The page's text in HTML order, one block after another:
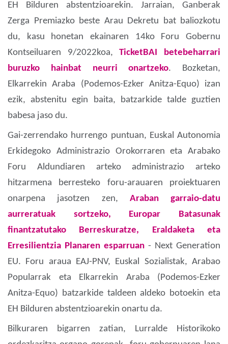
EH Bilduren abstentzioarekin. Jarraian, Ganberak
Zerga Premiazko beste Arau Dekretu bat baliozkotu
du, kasu honetan ekainaren 14ko Foru Gobernu
Kontseiluaren 9/2022koa,TicketBAI betebeharrari
buruzko hainbat neurri onartzeko. Bozketan,
Elkarrekin Araba (Podemos-Ezker Anitza-Equo) izan
ezik, abstenitu egin baita, batzarkide talde guztien
babesa jaso du.
Gai-zerrendako hurrengo puntuan, Euskal Autonomia
Erkidegoko Administrazio Orokorraren eta Arabako
Foru Aldundiaren arteko administrazio arteko
hitzarmena berresteko foru-arauaren proiektuaren
onarpena jasotzen zen, Araban garraio-datu
aurreratuak sortzeko, Europar Batasunak
finantzatutako Berreskuratze, Eraldaketa eta
Erresilientzia Planaren esparruan - Next Generation
EU. Foru araua EAJ-PNV, Euskal Sozialistak, Arabao
Popularrak eta Elkarrekin Araba (Podemos-Ezker
Anitza-Equo) batzarkide taldeen aldeko botoekin eta
EH Bilduren abstentzioarekin onartu da.
Bilkuraren bigarren zatian, Lurralde Historikoko